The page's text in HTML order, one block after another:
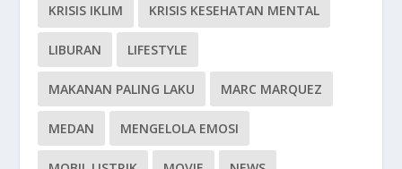
KRISIS IKLIM KRISIS KESEHATAN MENTAL
LIBURAN LIFESTYLE
MAKANAN PALING LAKU MARC MARQUEZ
MEDAN MENGELOLA EMOSI